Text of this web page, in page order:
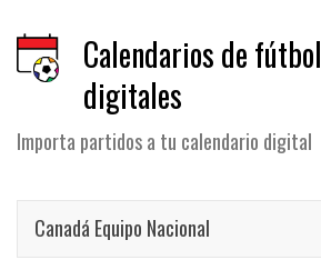
Calendarios de fútbol
digitales
Importa partidos a tu calendario digital
Canadá Equipo Nacional